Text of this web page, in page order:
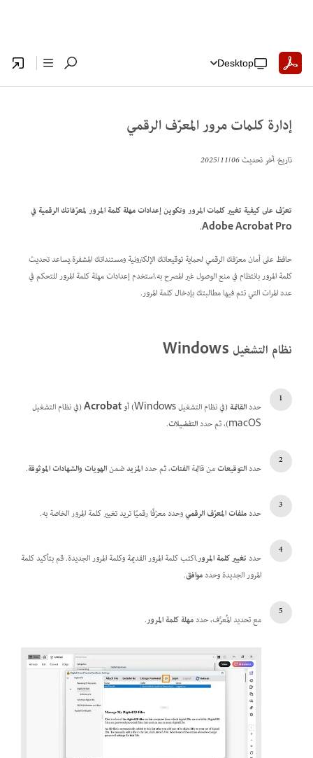
Desktop
إدارة كلمات مرور المعرّف الرقمي
تاريخ آخر تحديث06‏/11‏/2025
تعرّف على كيفية تغيير كلمات المرور وتكوين إعدادات مهلة كلمة المرور لمعرّفاتك الرقمية في
Adobe Acrobat Pro.
حافظ على أمان معرّفك الرقمي لحماية توقيعاتك الإلكترونية ومستنداتك المشفرة.يساعد تحديث
كلمة المرور بانتظام في منع الوصول غير المصرح به.استخدم إعدادات مهلة كلمة المرور للتحكم في
عدد المرات التي تتم فيها مطالبتك بإدخال كلمة المرور.
نظام التشغيل Windows
حددالقائمة(في نظام التشغيل Windows) أو Acrobat(في نظام التشغيل
macOS)، ثم حدد
التفضيلات.
حددالتوقيعاتمن قائمةالفئات، ثم حددالمزيدضمنالهويات والشهادات الموثوقة.
حددملفات المعرّف الرقميوحدد معرّفًا رقميًا تريد تغيير كلمة المرور الخاصة به.
حددتغيير كلمة المرور.اكتب كلمة المرور القديمة وكلمة المرور الجديدة. قم بتأكيد كلمة
المرور الجديدة وحددموافق.
مع تحديد المُعرِّف، حددمهلة كلمة المرور.